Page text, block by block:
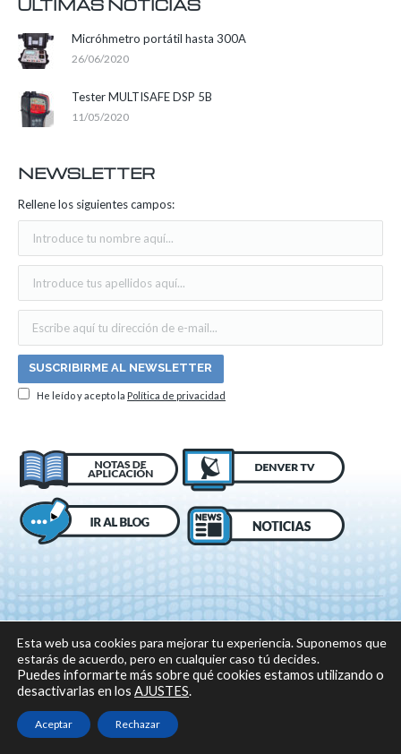
ÚLTIMAS NOTICIAS
Micróhmetro portátil hasta 300A
26/06/2020
Tester MULTISAFE DSP 5B
11/05/2020
NEWSLETTER
Rellene los siguientes campos:
He leído y acepto la Política de privacidad
© 2018 DENVER, Todos los derechos reservados -
privacidad
Política sobre el uso de cookies
Sitio web desarrollado por:
Esta web usa cookies para mejorar tu experiencia. Suponemos que
estarás de acuerdo, pero en cualquier caso tú decides.
Puedes informarte más sobre qué cookies estamos utilizando o
desactivarlas en los AJUSTES.
Aceptar Rechazar